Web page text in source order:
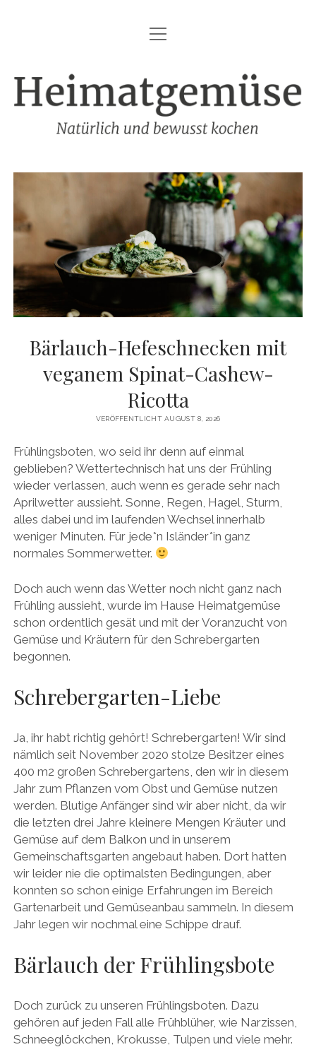
HEIMATGEMÜSE
DAS KOCHBUCH
FOODFOTOGRAFIE
KONTAKT
REZEPTE
IMPRESSUM
DATENSCHUTZ
facebook
pinterestinstagram
amazon
E-
Mail
Menü
öffnen
Heimatgemüse
Bärlauch-Hefeschnecken mit
veganem Spinat-Cashew-
Ricotta
VERÖFFENTLICHT AUGUST 8, 2026
Frühlingsboten, wo seid ihr denn auf einmal
geblieben? Wettertechnisch hat uns der Frühling
wieder verlassen, auch wenn es gerade sehr nach
Aprilwetter aussieht. Sonne, Regen, Hagel, Sturm,
alles dabei und im laufenden Wechsel innerhalb
weniger Minuten. Für jede*n Isländer*in ganz
normales Sommerwetter.
Doch auch wenn das Wetter noch nicht ganz nach
Frühling aussieht, wurde im Hause Heimatgemüse
schon ordentlich gesät und mit der Voranzucht von
Gemüse und Kräutern für den Schrebergarten
begonnen.
Schrebergarten-Liebe
Ja, ihr habt richtig gehört! Schrebergarten! Wir sind
nämlich seit November 2020 stolze Besitzer eines
400 m2 großen Schrebergartens, den wir in diesem
Jahr zum Pflanzen vom Obst und Gemüse nutzen
werden. Blutige Anfänger sind wir aber nicht, da wir
die letzten drei Jahre kleinere Mengen Kräuter und
Gemüse auf dem Balkon und in unserem
Gemeinschaftsgarten angebaut haben. Dort hatten
wir leider nie die optimalsten Bedingungen, aber
konnten so schon einige Erfahrungen im Bereich
Gartenarbeit und Gemüseanbau sammeln. In diesem
Jahr legen wir nochmal eine Schippe drauf.
Bärlauch der Frühlingsbote
Doch zurück zu unseren Frühlingsboten. Dazu
gehören auf jeden Fall alle Frühblüher, wie Narzissen,
Schneeglöckchen, Krokusse, Tulpen und viele mehr.